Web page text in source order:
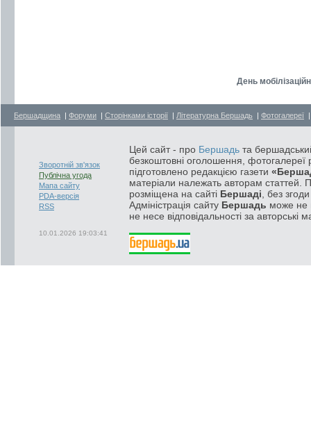
День
Бершадщина | Форуми | Сторінками історії | Літературна Бершадь | Фотогалереї
Зворотній зв'язок
Публічна угода
Мапа сайту
PDA-версія
RSS
10.01.2026 19:03:41
Цей сайт - про Бершадь та
безкоштовні оголошення, фотогалереї
підготовлено редакцією газети
матеріали належать авторам статтей.
розміщена на сайті Бершаді , без
Адміністрація сайту Бершадь може не
не несе відповідальності за авторські